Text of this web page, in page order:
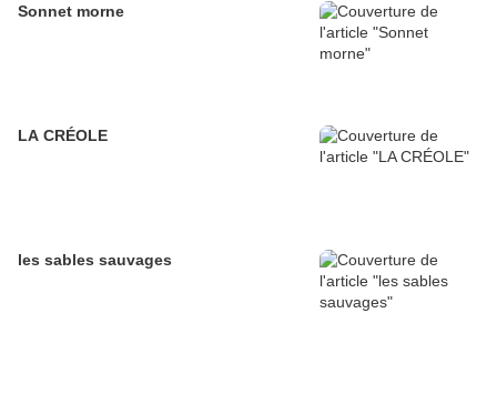
Sonnet morne
LA CRÉOLE
les sables sauvages